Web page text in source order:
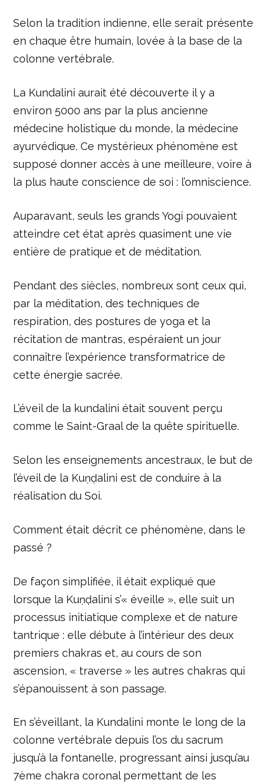
Selon la tradition indienne, elle serait présente
en chaque être humain, lovée à la base de la
colonne vertébrale.
La Kundalini aurait été découverte il y a
environ 5000 ans par la plus ancienne
médecine holistique du monde, la médecine
ayurvédique. Ce mystérieux phénomène est
supposé donner accès à une meilleure, voire à
la plus haute conscience de soi : l’omniscience.
Auparavant, seuls les grands Yogi pouvaient
atteindre cet état après quasiment une vie
entière de pratique et de méditation.
Pendant des siècles, nombreux sont ceux qui,
par la méditation, des techniques de
respiration, des postures de yoga et la
récitation de mantras, espéraient un jour
connaître l’expérience transformatrice de
cette énergie sacrée.
L’éveil de la kundalini était souvent perçu
comme le Saint-Graal de la quête spirituelle.
Selon les enseignements ancestraux, le but de
l’éveil de la Kuṇḍalini est de conduire à la
réalisation du Soi.
Comment était décrit ce phénomène, dans le
passé ?
De façon simplifiée, il était expliqué que
lorsque la Kuṇḍalini s’« éveille », elle suit un
processus initiatique complexe et de nature
tantrique : elle débute à l’intérieur des deux
premiers chakras et, au cours de son
ascension, « traverse » les autres chakras qui
s’épanouissent à son passage.
En s’éveillant, la Kundalini monte le long de la
colonne vertébrale depuis l’os du sacrum
jusqu’à la fontanelle, progressant ainsi jusqu’au
7ème chakra coronal permettant de les